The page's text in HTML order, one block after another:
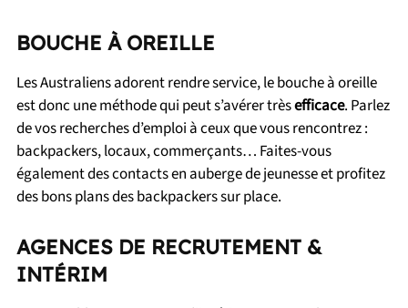
BOUCHE À OREILLE
Les Australiens adorent rendre service, le bouche à oreille
est donc une méthode qui peut s’avérer trèsefficace. Parlez
de vos recherches d’emploi à ceux que vous rencontrez :
backpackers, locaux, commerçants… Faites-vous
également des contacts en auberge de jeunesse et profitez
des bons plans des backpackers sur place.
AGENCES DE RECRUTEMENT &
INTÉRIM